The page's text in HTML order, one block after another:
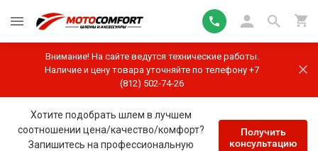
Внимание! На сайте ведутся технические работы.
Наличие и цену товара уточняйте по телефону +7
(812) 502-74-26
Хотите подобрать шлем в лучшем
соотношении цена/качество/комфорт?
Запишитесь на профессиональную
Получить
консультацию